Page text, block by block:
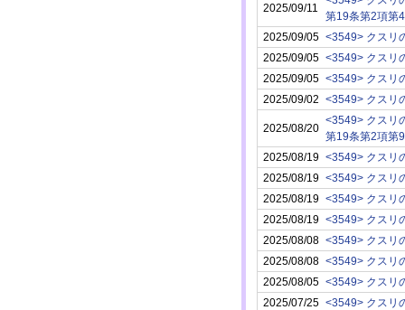
2025/09/11
第19条第2項第
2025/09/05
2025/09/05
2025/09/05
2025/09/02
2025/08/20
第19条第2項第
2025/08/19
2025/08/19
2025/08/19
2025/08/19
2025/08/08
2025/08/08
2025/08/05
2025/07/25